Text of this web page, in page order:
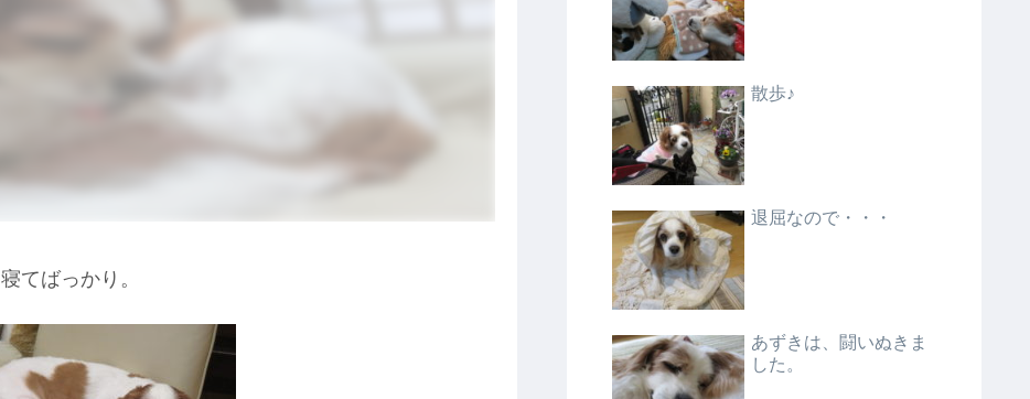
寝てばっかり。
散歩♪
退屈なので・・・
あずきは、闘いぬきま
した。